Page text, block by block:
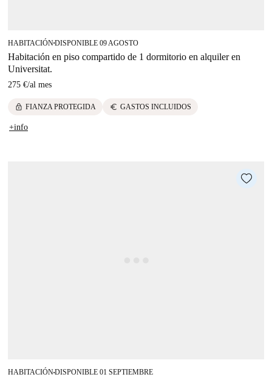
HABITACIÓN■DISPONIBLE 09 AGOSTO
Habitación en piso compartido de 1 dormitorio en alquiler en
Universitat.
275 €/al mes
lock FIANZA PROTEGIDA euro GASTOS INCLUIDOS
+info
HABITACIÓN■DISPONIBLE 01 SEPTIEMBRE